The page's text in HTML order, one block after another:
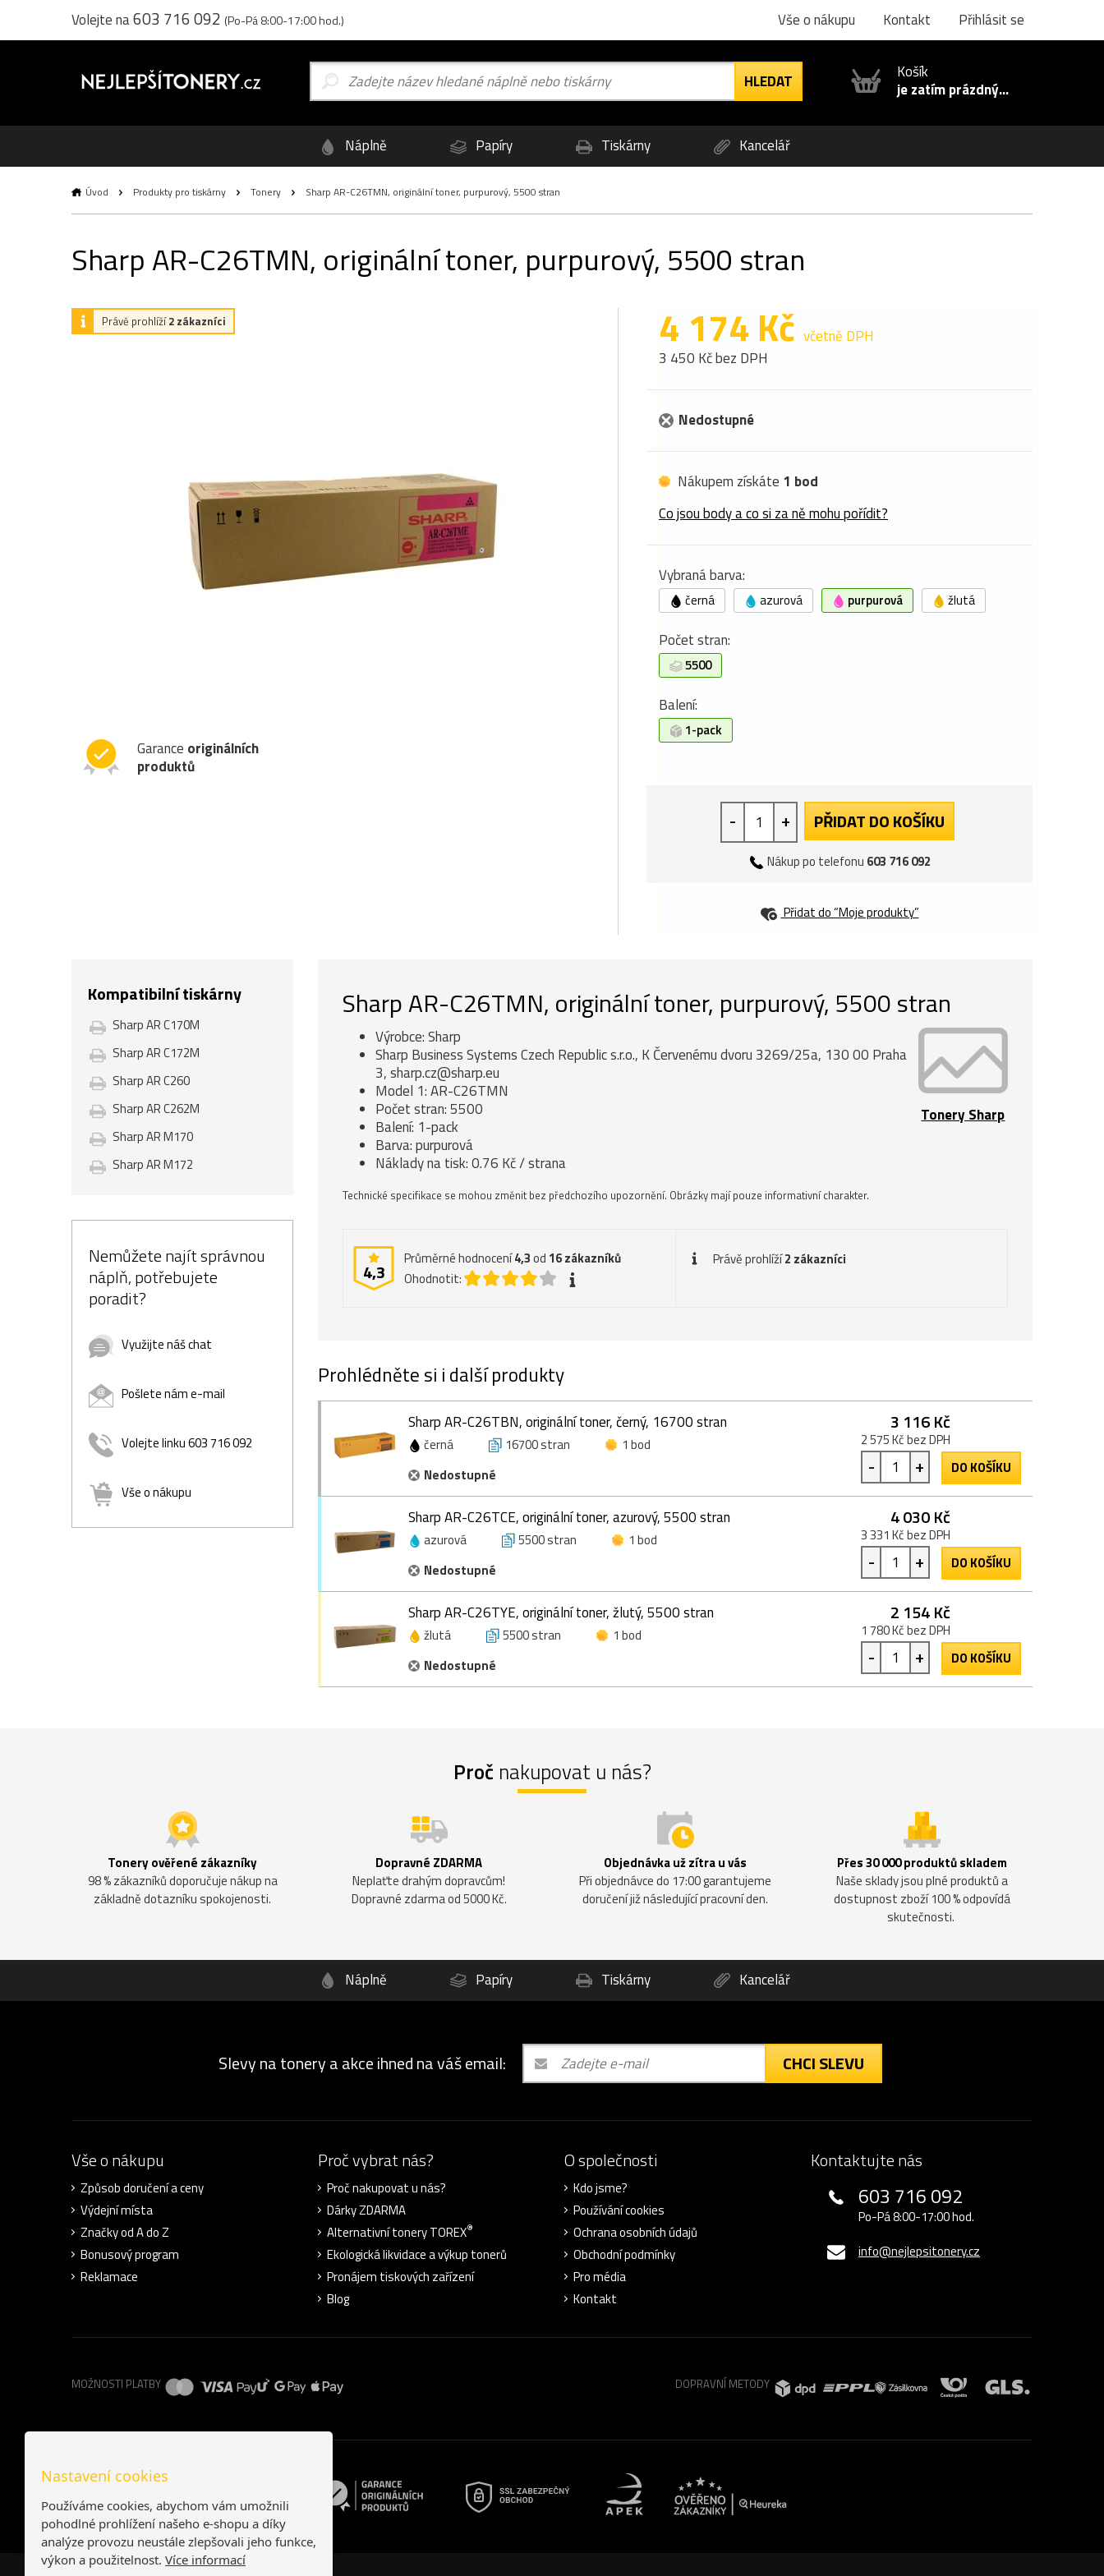
Volejte na603 716 092 (Po-Pá 8:00-17:00 hod.) Vše o nákupu Kontakt Přihlásit se
Košík
je zatím prázdný...
Náplně Papíry Tiskárny Kancelář
Úvod Produkty pro tiskárny Tonery Sharp AR-C26TMN, originální toner, purpurový, 5500 stran
Sharp AR-C26TMN, originální toner, purpurový, 5500 stran
Právě prohlíží2 zákazníci
Garance originálních
produktů
4 174 Kč včetně DPH
3 450 Kč bez DPH
Nedostupné
Nákupem získáte 1 bod
Co jsou body a co si za ně mohu pořídit?
Vybraná barva:
černá azurová purpurová žlutá
Počet stran:
5500
Balení:
1-pack
- + PŘIDAT DO KOŠÍKU
Nákup po telefonu 603 716 092
Přidat do “Moje produkty”
Kompatibilní tiskárny
Sharp AR C170M
Sharp AR C172M
Sharp AR C260
Sharp AR C262M
Sharp AR M170
Sharp AR M172
Nemůžete najít správnou
náplň, potřebujete
poradit?
Využijte náš chat
Pošlete nám e-mail
Volejte linku 603 716 092
Vše o nákupu
Sharp AR-C26TMN, originální toner, purpurový, 5500 stran
Tonery Sharp
Výrobce: Sharp
Sharp Business Systems Czech Republic s.r.o., K Červenému dvoru 3269/25a, 130 00 Praha
3, sharp.cz@sharp.eu
Model 1: AR-C26TMN
Počet stran: 5500
Balení: 1-pack
Barva: purpurová
Náklady na tisk: 0.76 Kč / strana
Technické specifikace se mohou změnit bez předchozího upozornění. Obrázky mají pouze informativní charakter.
4,3
Průměrné hodnocení4,3od 16zákazníků
Ohodnotit:
Právě prohlíží2 zákazníci
Prohlédněte si i další produkty
Sharp AR-C26TBN, originální toner, černý, 16700 stran
černá 16700 stran
1 bod
Nedostupné
3 116 Kč
2 575 Kč bez DPH
- + DO KOŠÍKU
Sharp AR-C26TCE, originální toner, azurový, 5500 stran
azurová 5500 stran
1 bod
Nedostupné
4 030 Kč
3 331 Kč bez DPH
- + DO KOŠÍKU
Sharp AR-C26TYE, originální toner, žlutý, 5500 stran
žlutá 5500 stran
1 bod
Nedostupné
2 154 Kč
1 780 Kč bez DPH
- + DO KOŠÍKU
Proč nakupovat u nás?
Tonery ověřené zákazníky
98 % zákazníků doporučuje nákup na
základně dotazníku spokojenosti.
Dopravné ZDARMA
Neplaťte drahým dopravcům!
Dopravné zdarma od 5000 Kč.
Objednávka už zítra u vás
Při objednávce do 17:00 garantujeme
doručení již následující pracovní den.
Přes 30 000 produktů skladem
Naše sklady jsou plné produktů a
dostupnost zboží 100 % odpovídá
skutečnosti.
Náplně Papíry Tiskárny Kancelář
Slevy na tonery a akce ihned na váš email: CHCI SLEVU
Vše o nákupu
Způsob doručení a ceny
Výdejní místa
Značky od A do Z
Bonusový program
Reklamace
Proč vybrat nás?
Proč nakupovat u nás?
Dárky ZDARMA
Alternativní tonery TOREX®
Ekologická likvidace a výkup tonerů
Pronájem tiskových zařízení
Blog
O společnosti
Kdo jsme?
Používání cookies
Ochrana osobních údajů
Obchodní podmínky
Pro média
Kontakt
Kontaktujte nás
603 716 092
Po-Pá 8:00-17:00 hod.
info@nejlepsitonery.cz
MOŽNOSTI PLATBY DOPRAVNÍ METODY
Nastavení cookies
Používáme cookies, abychom vám umožnili
pohodlné prohlížení našeho e-shopu a díky
analýze provozu neustále zlepšovali jeho funkce,
výkon a použitelnost. Více informací